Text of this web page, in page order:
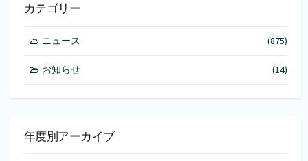
カテゴリー
ニュース (875)
お知らせ (14)
年度別アーカイブ